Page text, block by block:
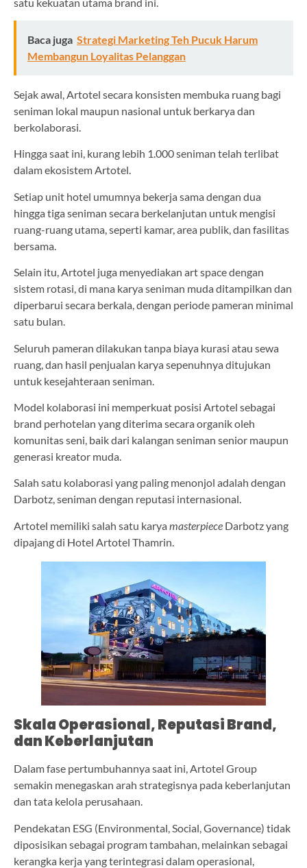
Baca juga Strategi Marketing Teh Pucuk Harum
Membangun Loyalitas Pelanggan
Sejak awal, Artotel secara konsisten membuka ruang bagi
seniman lokal maupun nasional untuk berkarya dan
berkolaborasi.
Hingga saat ini, kurang lebih 1.000 seniman telah terlibat
dalam ekosistem Artotel.
Setiap unit hotel umumnya bekerja sama dengan dua
hingga tiga seniman secara berkelanjutan untuk mengisi
ruang-ruang utama, seperti kamar, area publik, dan fasilitas
bersama.
Selain itu, Artotel juga menyediakan art space dengan
sistem rotasi, di mana karya seniman muda ditampilkan dan
diperbarui secara berkala, dengan periode pameran minimal
satu bulan.
Seluruh pameran dilakukan tanpa biaya kurasi atau sewa
ruang, dan hasil penjualan karya sepenuhnya ditujukan
untuk kesejahteraan seniman.
Model kolaborasi ini memperkuat posisi Artotel sebagai
brand perhotelan yang diterima secara organik oleh
komunitas seni, baik dari kalangan seniman senior maupun
generasi kreator muda.
Salah satu kolaborasi yang paling menonjol adalah dengan
Darbotz, seniman dengan reputasi internasional.
Artotel memiliki salah satu karya masterpiece Darbotz yang
dipajang di Hotel Artotel Thamrin.
Skala Operasional, Reputasi Brand,
dan Keberlanjutan
Dalam fase pertumbuhannya saat ini, Artotel Group
semakin menegaskan arah strategisnya pada keberlanjutan
dan tata kelola perusahaan.
Pendekatan ESG (Environmental, Social, Governance) tidak
diposisikan sebagai program tambahan, melainkan sebagai
kerangka kerja yang terintegrasi dalam operasional,